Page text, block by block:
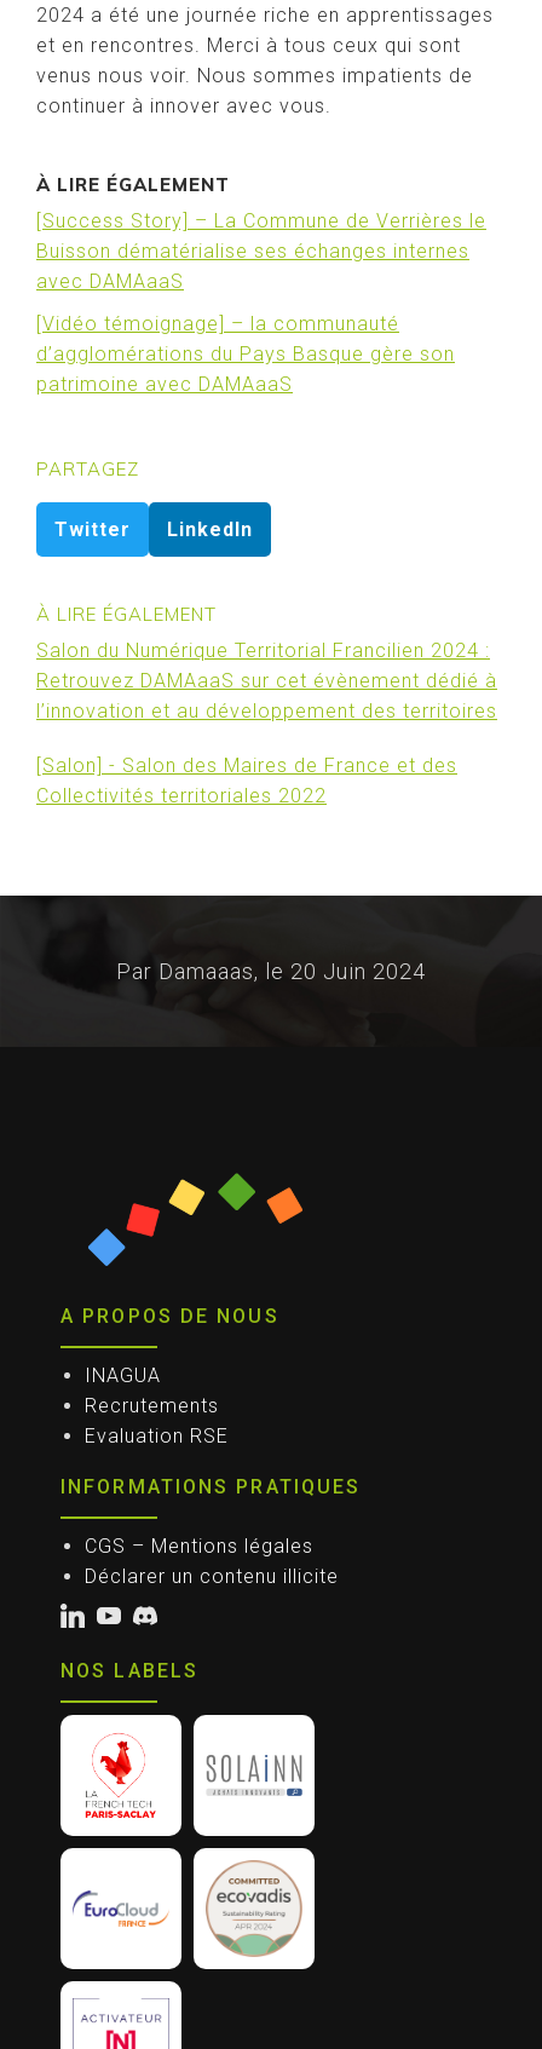
2024 a été une journée riche en apprentissages
et en rencontres. Merci à tous ceux qui sont
venus nous voir. Nous sommes impatients de
continuer à innover avec vous.
À LIRE ÉGALEMENT
[Success Story] – La Commune de Verrières le
Buisson dématérialise ses échanges internes
avec DAMAaaS
[Vidéo témoignage] – la communauté
d’agglomérations du Pays Basque gère son
patrimoine avec DAMAaaS
PARTAGEZ
Twitter LinkedIn
À LIRE ÉGALEMENT
Salon du Numérique Territorial Francilien 2024 :
Retrouvez DAMAaaS sur cet évènement dédié à
l’innovation et au développement des territoires
[Salon] - Salon des Maires de France et des
Collectivités territoriales 2022
Par Damaaas, le 20 Juin 2024
A PROPOS DE NOUS
INAGUA
Recrutements
Evaluation RSE
INFORMATIONS PRATIQUES
CGS – Mentions légales
Déclarer un contenu illicite
NOS LABELS